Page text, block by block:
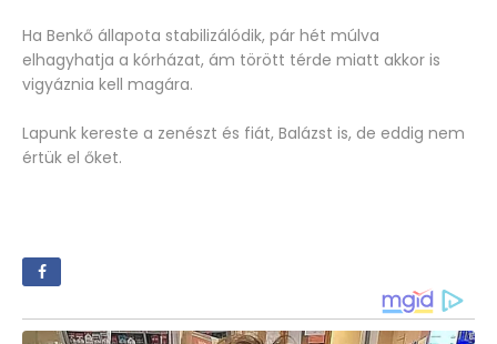
Ha Benkő állapota stabilizálódik, pár hét múlva
elhagyhatja a kórházat, ám törött térde miatt akkor is
vigyáznia kell magára.
Lapunk kereste a zenészt és fiát, Balázst is, de eddig nem
értük el őket.